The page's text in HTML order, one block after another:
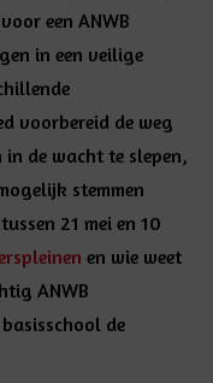
een ANWB
in een veilige
voorbereid de weg
in de wacht te slepen,
stemmen
21 mei en 10
en wie weet
ANWB
de